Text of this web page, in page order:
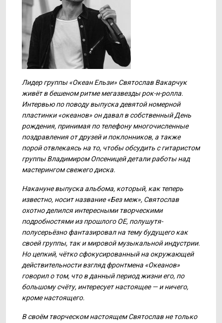
Лидер группы «Океан Ельзи» Святослав Вакарчук
живёт в бешеном ритме мегазвезды рок-н-ролла.
Интервью по поводу выпуска девятой номерной
пластинки «океанов» он давал в собственный День
рождения, принимая по телефону многочисленные
поздравления от друзей и поклонников, а также
порой отвлекаясь на то, чтобы обсудить с гитаристом
группы Владимиром Опсеницей детали работы над
мастерингом свежего диска.
Накануне выпуска альбома, который, как теперь
известно, носит название «Без меж», Святослав
охотно делился интересными творческими
подробностями из прошлого ОЕ, полушутя-
полусерьёзно фантазировал на тему будущего как
своей группы, так и мировой музыкальной индустрии.
Но цепкий, чётко сфокусированный на окружающей
действительности взгляд фронтмена «Океанов»
говорил о том, что в данный период жизни его, по
большому счёту, интересует настоящее — и ничего,
кроме настоящего.
В своём творческом настоящем Святослав не только